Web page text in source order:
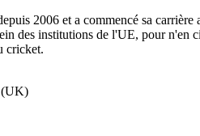
2006 et a commencé sa
des institutions de l'UE, pour n'en
cricket.